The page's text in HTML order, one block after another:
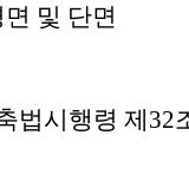
및 단면
법시행령 제32